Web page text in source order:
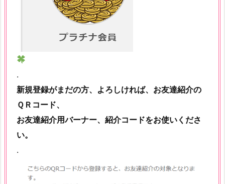
.
新規登録がまだの方、よろしければ、お友達紹介の
ＱＲコード、
お友達紹介用バーナー、紹介コードをお使いくださ
い。
.